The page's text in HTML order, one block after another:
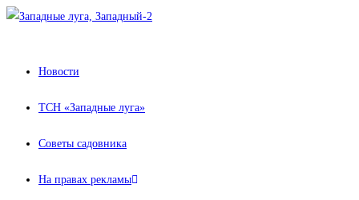
Перейти
Новости
ТСН «Западные луга»
Советы садовника
На правах рекламы